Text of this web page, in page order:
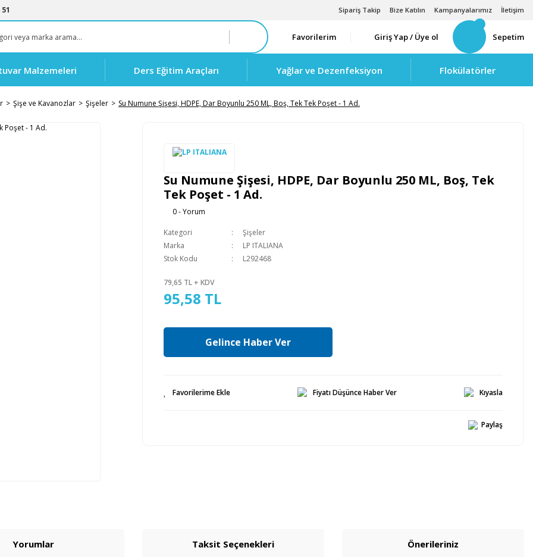
Sipariş Takip Bize Katılın Kampanyalarımız İletişim
Favorilerim Giriş Yap / Üye ol Sepetim
Malzemeleri Ders Eğitim Araçları Yağlar ve Dezenfeksiyon Flokülatörler
Şişe ve Kavanozlar Şişeler Su Numune Şişesi, HDPE, Dar Boyunlu 250 ML, Boş, Tek Tek Poşet - 1 Ad.
Su Numune Şişesi, HDPE, Dar Boyunlu 250 ML, Boş, Tek
Tek Poşet - 1 Ad.
0 - Yorum
Kategori
Şişeler
Marka
LP ITALIANA
Stok Kodu
L292468
79,65 TL + KDV
95,58 TL
Gelince Haber Ver
Fiyatı Düşünce Haber Ver Kıyasla
Paylaş
Yorumlar Taksit Seçenekleri Önerileriniz